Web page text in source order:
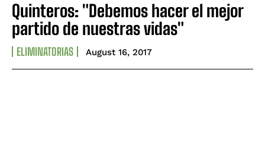
Quinteros: "Debemos hacer el mejor
partido de nuestras vidas"
ELIMINATORIAS August 16, 2017